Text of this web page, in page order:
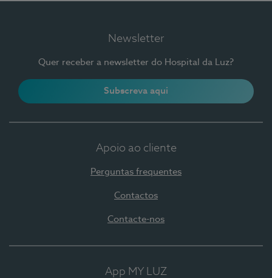
Newsletter
Quer receber a newsletter do Hospital da Luz?
Subscreva aqui
Apoio ao cliente
Perguntas frequentes
Contactos
Contacte-nos
App MY LUZ